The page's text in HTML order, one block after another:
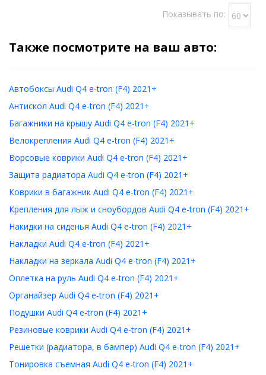
Показывать по:
Также посмотрите на ваш авто:
Автобоксы Audi Q4 e-tron (F4) 2021+
Антискол Audi Q4 e-tron (F4) 2021+
Багажники на крышу Audi Q4 e-tron (F4) 2021+
Велокрепления Audi Q4 e-tron (F4) 2021+
Ворсовые коврики Audi Q4 e-tron (F4) 2021+
Защита радиатора Audi Q4 e-tron (F4) 2021+
Коврики в багажник Audi Q4 e-tron (F4) 2021+
Крепления для лыж и сноубордов Audi Q4 e-tron (F4) 2021+
Накидки на сиденья Audi Q4 e-tron (F4) 2021+
Накладки Audi Q4 e-tron (F4) 2021+
Накладки на зеркала Audi Q4 e-tron (F4) 2021+
Оплетка на руль Audi Q4 e-tron (F4) 2021+
Органайзер Audi Q4 e-tron (F4) 2021+
Подушки Audi Q4 e-tron (F4) 2021+
Резиновые коврики Audi Q4 e-tron (F4) 2021+
Решетки (радиатора, в бампер) Audi Q4 e-tron (F4) 2021+
Тонировка съемная Audi Q4 e-tron (F4) 2021+